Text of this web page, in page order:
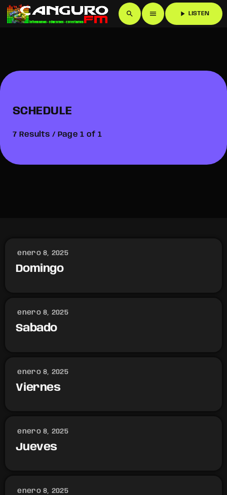
search menu play_arrow LISTEN
SCHEDULE
7 Results / Page 1 of 1
enero 8, 2025
Domingo
enero 8, 2025
Sabado
enero 8, 2025
Viernes
enero 8, 2025
Jueves
enero 8, 2025